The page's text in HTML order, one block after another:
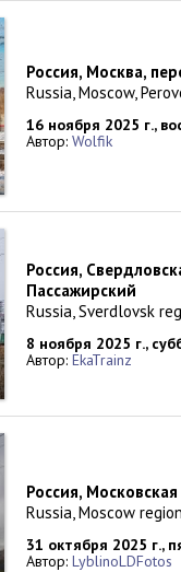
Россия, Москва,
Russia, Moscow,
16 ноября 2025 г.,
Автор: Wolfik
Россия,
Пассажирский
Russia, Sverdlovsk
8 ноября 2025 г.,
Автор: EkaTrainz
Россия,
Russia, Moscow
31 октября 2025 г.,
Автор: LyblinoLDFotos